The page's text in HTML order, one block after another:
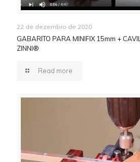
22 de dezembro de 2020
GABARITO PARA MINIFIX 15mm +
ZINNI®
Read more